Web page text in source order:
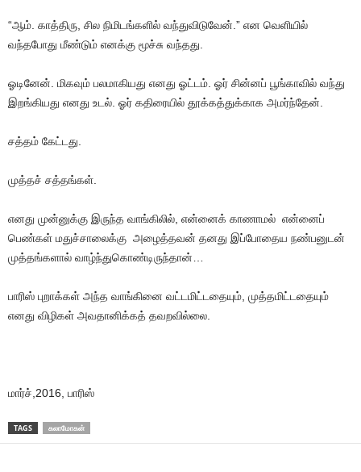
“ஆம். காத்திரு, சில நிமிடங்களில் வந்துவிடுவேன்.” என வெளியில்
வந்தபோது மீண்டும் எனக்கு மூச்சு வந்தது.
ஓடினேன். மிகவும் பலமாகியது எனது ஓட்டம். ஓர் சின்னப் பூங்காவில் வந்து
இறங்கியது எனது உடல். ஓர் கதிரையில் தூக்கத்துக்காக அமர்ந்தேன்.
சத்தம் கேட்டது.
முத்தச் சத்தங்கள்.
எனது முன்னுக்கு இருந்த வாங்கிலில், என்னைக் காணாமல் என்னைப்
பெண்கள் மதுச்சாலைக்கு அழைத்தவன் தனது இப்போதைய நண்பனுடன்
முத்தங்களால் வாழ்ந்துகொண்டிருந்தான்…
பாரிஸ் புறாக்கள் அந்த வாங்கினை வட்டமிட்டதையும், முத்தமிட்டதையும்
எனது விழிகள் அவதானிக்கத் தவறவில்லை.
மார்ச்,2016, பாரிஸ்
TAGS கலாமோகன்